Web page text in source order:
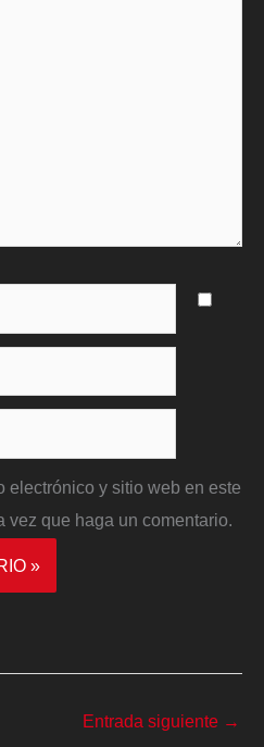
electrónico y sitio web en este
vez que haga un comentario.
Entrada siguiente →